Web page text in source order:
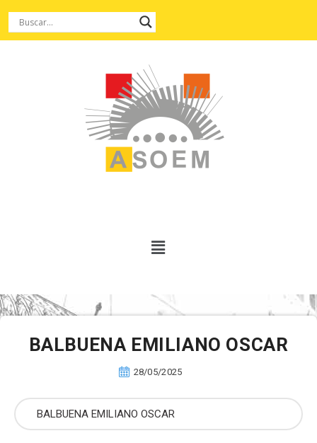
BALBUENA EMILIANO OSCAR
28/05/2025